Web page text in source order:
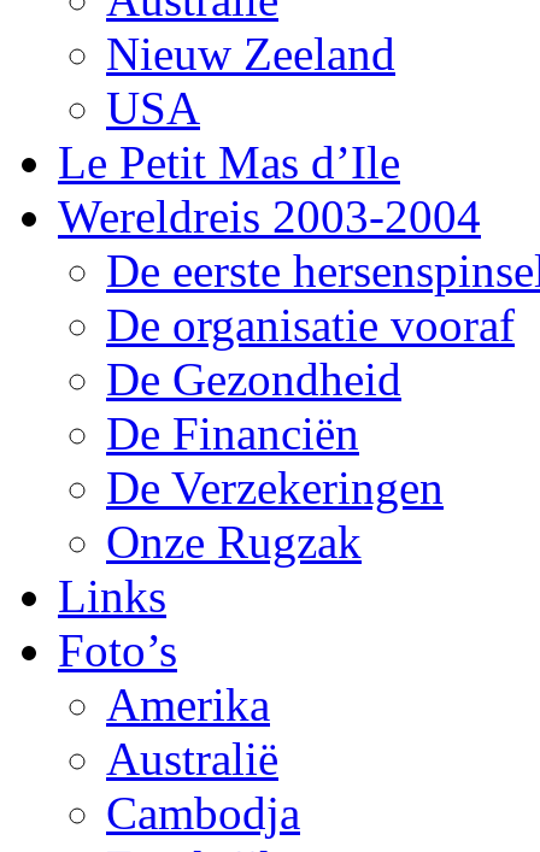
Nieuw Zeeland
USA
Le Petit Mas d’Ile
Wereldreis 2003-2004
De eerste
De organisatie vooraf
De Gezondheid
De Financiën
De Verzekeringen
Onze Rugzak
Links
Foto’s
Amerika
Australië
Cambodja